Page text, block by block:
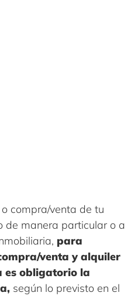
compra/venta de tu
de manera particular o a
para
venta y alquiler
es obligatorio la
según lo previsto en el